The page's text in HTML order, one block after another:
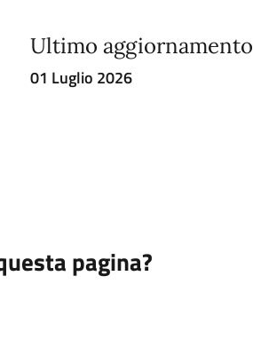
Ultimo aggiornamento
01 Luglio 2026